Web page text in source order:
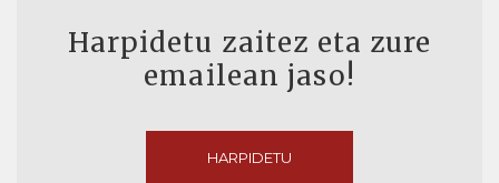
Harpidetu zaitez eta zure
emailean jaso!
HARPIDETU